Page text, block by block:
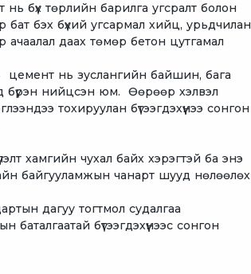
бүх төрлийн барилга угсралт болон
бат бэх бүхий угсармал хийц, урьдчилан
ачаалал даах төмөр бетон цутгамал
цемент нь зуслангийн байшин, бага
бүрэн нийцсэн юм. Өөрөөр хэлвэл
тохируулан бүтээгдэхүүнээ сонгон
хамгийн чухал байх хэрэгтэй ба энэ
байгууламжын чанарт шууд нөлөөлөх
дагуу тогтмол судалгаа
бүтээгдэхүүнээс сонгон